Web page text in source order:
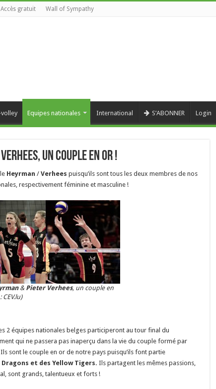
Accès gratuit Wall of Sympathy
Equipes nationales International S’ABONNER Login
un couple en or !
Heyrman / Verhees puisqu’ils sont tous les deux membres de nos
respectivement féminine et masculine !
&Pieter Verhees, un couple en
2 équipes nationales belges participeront au tour final du
qui ne passera pas inaperçu dans la vie du couple formé par
Ils sont le couple en or de notre pays puisqu’ils font partie
Dragons et des Yellow Tigers. Ils partagent les mêmes passions,
sont grands, talentueux et forts !